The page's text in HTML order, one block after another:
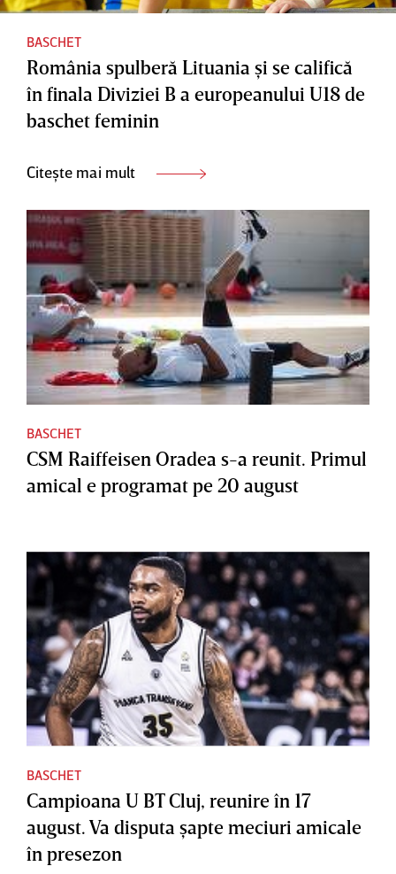
BASCHET
România spulberă Lituania şi se califică
în finala Diviziei B a europeanului U18 de
baschet feminin
Citește mai mult
BASCHET
CSM Raiffeisen Oradea s-a reunit. Primul
amical e programat pe 20 august
BASCHET
Campioana U BT Cluj, reunire în 17
august. Va disputa şapte meciuri amicale
în presezon